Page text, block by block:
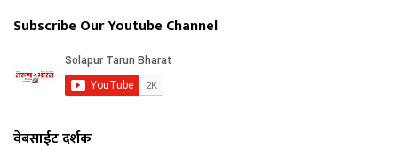
Subscribe Our Youtube Channel
वेबसाईट दर्शक